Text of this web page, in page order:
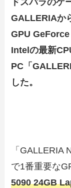
GALLERIAか
GPU
Intelの最新
PC「
した。
「GALLERIA
で1番重要な
5090 24GB